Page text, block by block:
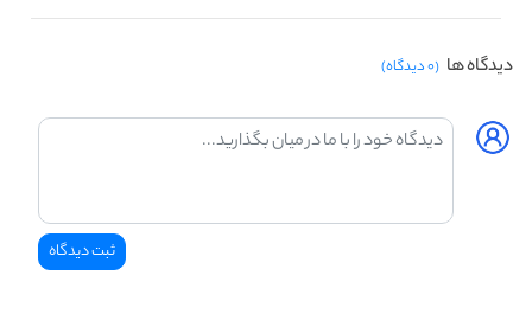
دیدگاه ها (۰ دیدگاه)